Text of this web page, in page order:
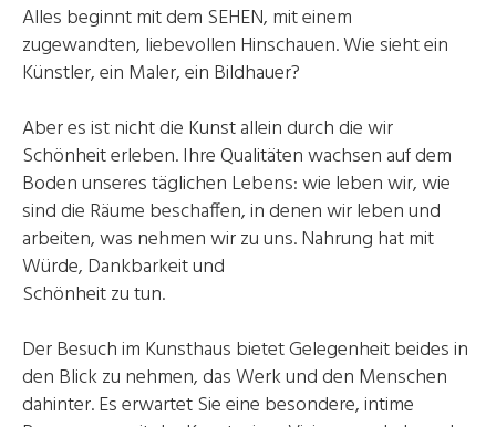
Alles beginnt mit dem SEHEN, mit einem
zugewandten, liebevollen Hinschauen. Wie sieht ein
Künstler, ein Maler, ein Bildhauer?
Aber es ist nicht die Kunst allein durch die wir
Schönheit erleben. Ihre Qualitäten wachsen auf dem
Boden unseres täglichen Lebens: wie leben wir, wie
sind die Räume beschaffen, in denen wir leben und
arbeiten, was nehmen wir zu uns. Nahrung hat mit
Würde, Dankbarkeit und
Schönheit zu tun.
Der Besuch im Kunsthaus bietet Gelegenheit beides in
den Blick zu nehmen, das Werk und den Menschen
dahinter. Es erwartet Sie eine besondere, intime